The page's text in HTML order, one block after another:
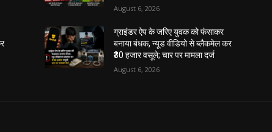
August 6, 2026
ग्राइंडर ऐप के जरिए युवक को फंसाकर
बनाया बंधक, न्यूड वीडियो से ब्लैकमेल कर
₹30 हजार वसूले; चार पर मामला दर्ज
August 6, 2026